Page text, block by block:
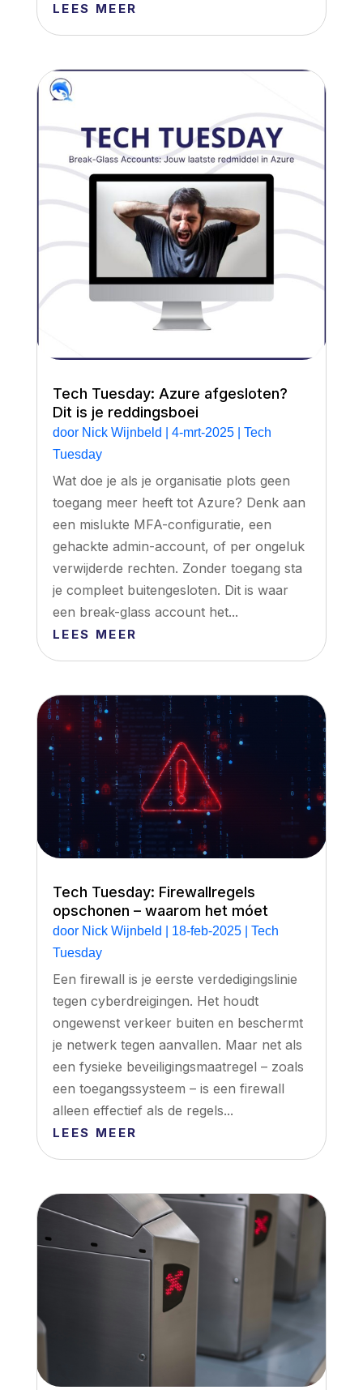
LEES MEER
Tech Tuesday: Azure afgesloten?
Dit is je reddingsboei
door Nick Wijnbeld 4-mrt-2025| Tech
Tuesday
Wat doe je als je organisatie plots geen
toegang meer heeft tot Azure? Denk aan
een mislukte MFA-configuratie, een
gehackte admin-account, of per ongeluk
verwijderde rechten. Zonder toegang sta
je compleet buitengesloten. Dit is waar
een break-glass account het...
LEES MEER
Tech Tuesday: Firewallregels
opschonen – waarom het móet
door Nick Wijnbeld 18-feb-2025| Tech
Tuesday
Een firewall is je eerste verdedigingslinie
tegen cyberdreigingen. Het houdt
ongewenst verkeer buiten en beschermt
je netwerk tegen aanvallen. Maar net als
een fysieke beveiligingsmaatregel – zoals
een toegangssysteem – is een firewall
alleen effectief als de regels...
LEES MEER